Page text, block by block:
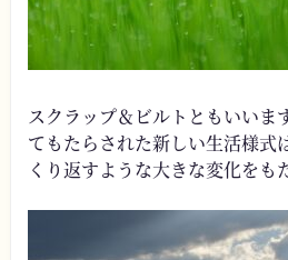
スクラップ＆ビルトともいいま
てもたらされた新しい生活様式
くり返すような大きな変化をも